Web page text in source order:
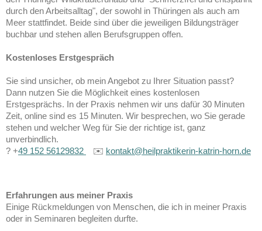
durch den Arbeitsalltag", der sowohl in Thüringen als auch am
Meer stattfindet. Beide sind über die jeweiligen Bildungsträger
buchbar und stehen allen Berufsgruppen offen.
Kostenloses Erstgespräch
Sie sind unsicher, ob mein Angebot zu Ihrer Situation passt?
Dann nutzen Sie die Möglichkeit eines kostenlosen
Erstgesprächs. In der Praxis nehmen wir uns dafür 30 Minuten
Zeit, online sind es 15 Minuten. Wir besprechen, wo Sie gerade
stehen und welcher Weg für Sie der richtige ist, ganz
unverbindlich.
? +49 152 56129832 ✉️ kontakt@heilpraktikerin-katrin-horn.de
Erfahrungen aus meiner Praxis
Einige Rückmeldungen von Menschen, die ich in meiner Praxis
oder in Seminaren begleiten durfte.